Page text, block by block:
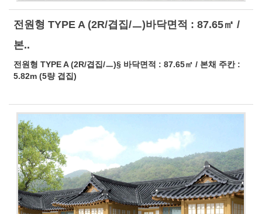
전원형 TYPE A (2R/겹집/ㅡ)바닥면적 : 87.65㎡ /
본..
전원형 TYPE A (2R/겹집/ㅡ)§ 바닥면적 : 87.65㎡ / 본채 주칸 :
5.82m (5량 겹집)